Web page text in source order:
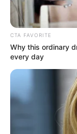
CTA FAVORITE
Why this ordinary
every day